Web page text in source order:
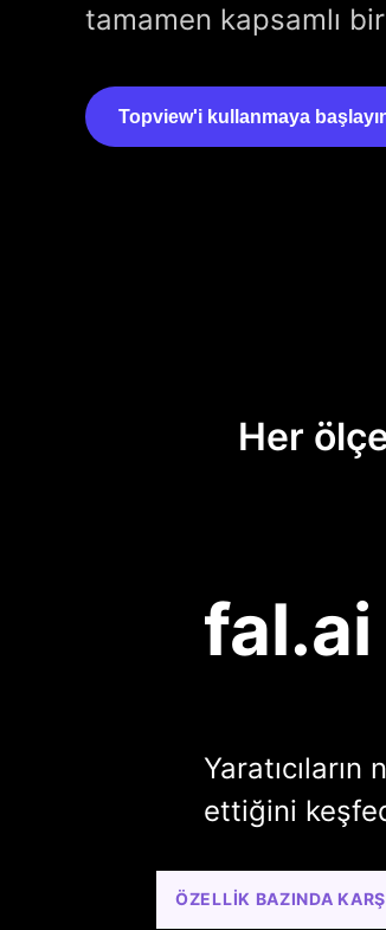
tamamen kapsamlı
Topview'i kullanmaya
Her
fal.ai
ettiğini
ÖZELLIK BAZINDA